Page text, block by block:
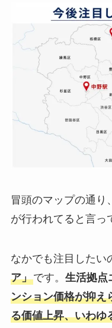
冒頭のマップの通り
が行われてると言っ
なかでも注目したい
ア」です。 生活拠点
ンション価格が抑え
る価値上昇、いわゆ